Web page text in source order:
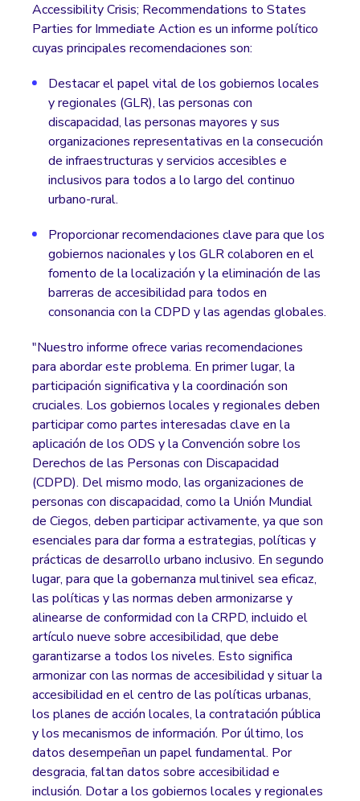
Accessibility Crisis; Recommendations to States
Parties for Immediate Action es un informe político
cuyas principales recomendaciones son:
Destacar el papel vital de los gobiernos locales
y regionales (GLR), las personas con
discapacidad, las personas mayores y sus
organizaciones representativas en la consecución
de infraestructuras y servicios accesibles e
inclusivos para todos a lo largo del continuo
urbano-rural.
Proporcionar recomendaciones clave para que los
gobiernos nacionales y los GLR colaboren en el
fomento de la localización y la eliminación de las
barreras de accesibilidad para todos en
consonancia con la CDPD y las agendas globales.
"Nuestro informe ofrece varias recomendaciones
para abordar este problema. En primer lugar, la
participación significativa y la coordinación son
cruciales. Los gobiernos locales y regionales deben
participar como partes interesadas clave en la
aplicación de los ODS y la Convención sobre los
Derechos de las Personas con Discapacidad
(CDPD). Del mismo modo, las organizaciones de
personas con discapacidad, como la Unión Mundial
de Ciegos, deben participar activamente, ya que son
esenciales para dar forma a estrategias, políticas y
prácticas de desarrollo urbano inclusivo. En segundo
lugar, para que la gobernanza multinivel sea eficaz,
las políticas y las normas deben armonizarse y
alinearse de conformidad con la CRPD, incluido el
artículo nueve sobre accesibilidad, que debe
garantizarse a todos los niveles. Esto significa
armonizar con las normas de accesibilidad y situar la
accesibilidad en el centro de las políticas urbanas,
los planes de acción locales, la contratación pública
y los mecanismos de información. Por último, los
datos desempeñan un papel fundamental. Por
desgracia, faltan datos sobre accesibilidad e
inclusión. Dotar a los gobiernos locales y regionales